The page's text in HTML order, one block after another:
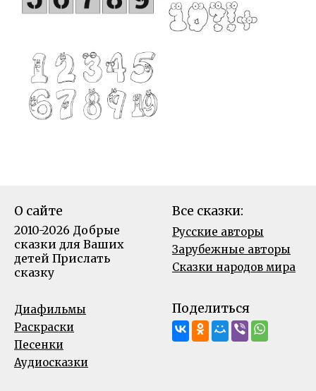
О сайте
2010-2026 Добрые
сказки для Ваших
детей Прислать
сказку
Все сказки:
Русские авторы
Зарубежные авторы
Сказки народов мира
Диафильмы
Раскраски
Песенки
Аудиосказки
Поделиться